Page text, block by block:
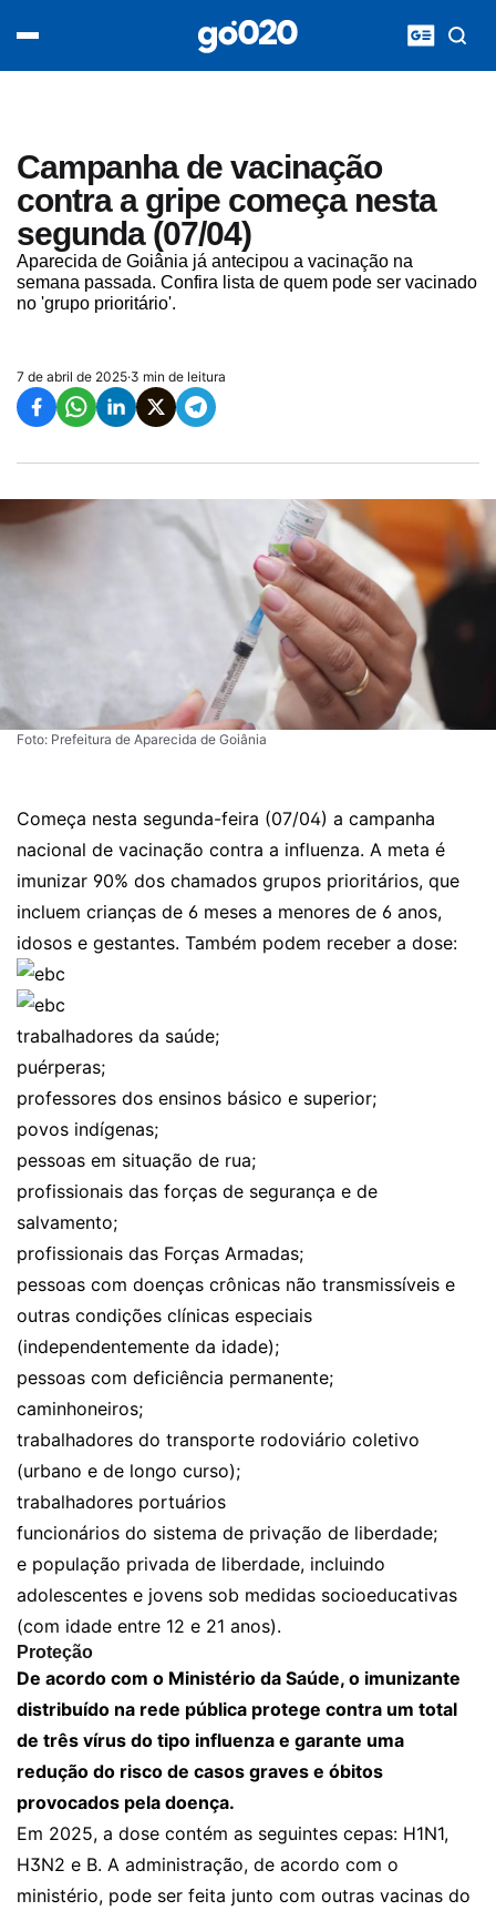
Campanha de vacinação
contra a gripe começa nesta
segunda (07/04)
Aparecida de Goiânia já antecipou a vacinação na
semana passada. Confira lista de quem pode ser vacinado
no 'grupo prioritário'.
7 de abril de 2025·3 min de leitura
Foto: Prefeitura de Aparecida de Goiânia
Começa nesta segunda-feira (07/04) a campanha
nacional de vacinação contra a influenza. A meta é
imunizar 90% dos chamados grupos prioritários, que
incluem crianças de 6 meses a menores de 6 anos,
idosos e gestantes. Também podem receber a dose:
trabalhadores da saúde;
puérperas;
professores dos ensinos básico e superior;
povos indígenas;
pessoas em situação de rua;
profissionais das forças de segurança e de
salvamento;
profissionais das Forças Armadas;
pessoas com doenças crônicas não transmissíveis e
outras condições clínicas especiais
(independentemente da idade);
pessoas com deficiência permanente;
caminhoneiros;
trabalhadores do transporte rodoviário coletivo
(urbano e de longo curso);
trabalhadores portuários
funcionários do sistema de privação de liberdade;
e população privada de liberdade, incluindo
adolescentes e jovens sob medidas socioeducativas
(com idade entre 12 e 21 anos).
Proteção
De acordo com o Ministério da Saúde, o imunizante
distribuído na rede pública protege contra um total
de três vírus do tipo influenza e garante uma
redução do risco de casos graves e óbitos
provocados pela doença.
Em 2025, a dose contém as seguintes cepas: H1N1,
H3N2 e B. A administração, de acordo com o
ministério, pode ser feita junto com outras vacinas do
acontece agora
entretenimento
vídeos
pod020